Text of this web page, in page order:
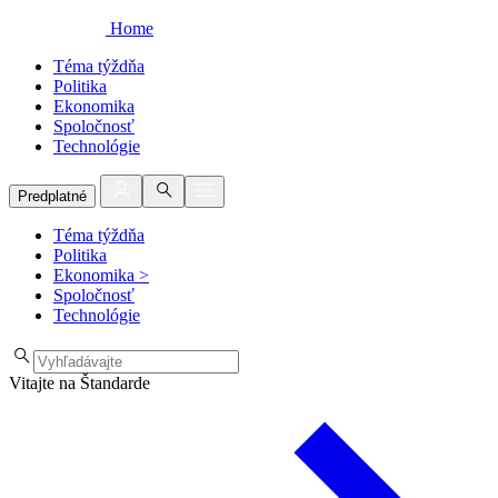
Home
Téma týždňa
Politika
Ekonomika
Spoločnosť
Technológie
Predplatné
Téma týždňa
Politika
Ekonomika >
Spoločnosť
Technológie
Vitajte na Štandarde